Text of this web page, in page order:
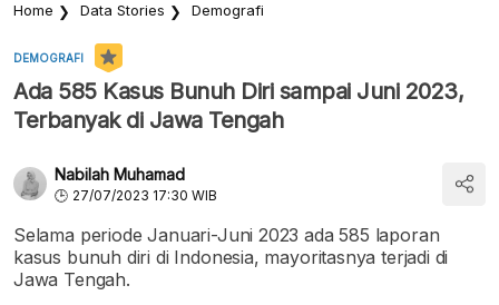
Home Data Stories Demografi
DEMOGRAFI
Ada 585 Kasus Bunuh Diri sampai Juni 2023,
Terbanyak di Jawa Tengah
Nabilah Muhamad
27/07/2023 17:30 WIB
Selama periode Januari-Juni 2023 ada 585 laporan
kasus bunuh diri di Indonesia, mayoritasnya terjadi di
Jawa Tengah.